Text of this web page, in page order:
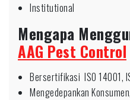
Institutional
Mengapa
AAG Pest Control
Bersertifikasi ISO 14001,
Mengedepankan